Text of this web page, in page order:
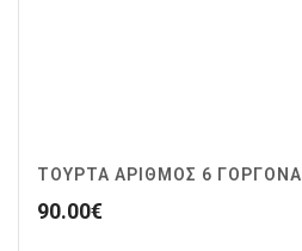
ΤΟΥΡΤΑ ΑΡΙΘΜΟΣ 6 ΓΟΡΓΟΝΑ
90.00€